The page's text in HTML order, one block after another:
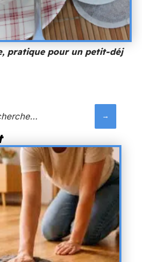
pratique pour un petit-déj